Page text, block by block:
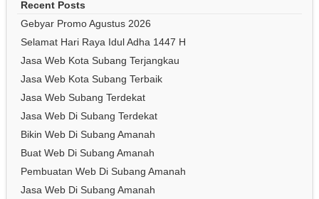
Recent Posts
Gebyar Promo Agustus 2026
Selamat Hari Raya Idul Adha 1447 H
Jasa Web Kota Subang Terjangkau
Jasa Web Kota Subang Terbaik
Jasa Web Subang Terdekat
Jasa Web Di Subang Terdekat
Bikin Web Di Subang Amanah
Buat Web Di Subang Amanah
Pembuatan Web Di Subang Amanah
Jasa Web Di Subang Amanah